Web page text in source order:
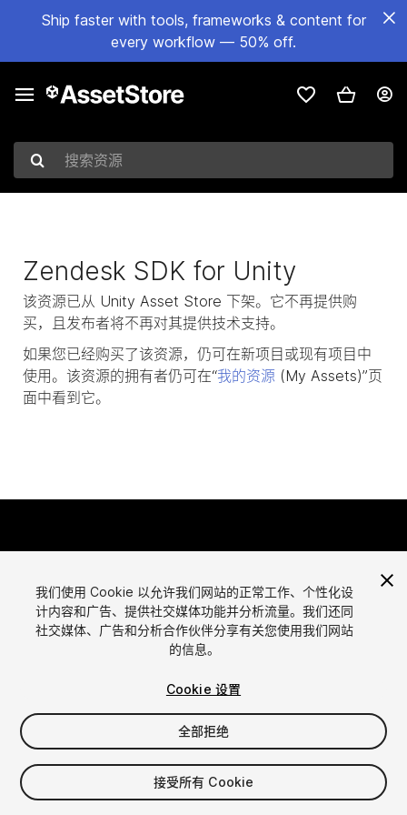
Ship faster with tools, frameworks & content for
every workflow — 50% off.
搜索资源
Zendesk SDK for Unity
该资源已从 Unity Asset Store 下架。它不再提供购
买，且发布者将不再对其提供技术支持。
如果您已经购买了该资源，仍可在新项目或现有项目中
使用。该资源的拥有者仍可在“我的资源 (My Assets)”页
面中看到它。
语言
日本語
通过Unity出售资源
出售资源
资源上传指南
发布商登录
常见问题
我们使用 Cookie 以允许我们网站的正常工作、个性化设
计内容和广告、提供社交媒体功能并分析流量。我们还同
社交媒体、广告和分析合作伙伴分享有关您使用我们网站
的信息。
Cookie 设置
全部拒绝
接受所有 Cookie